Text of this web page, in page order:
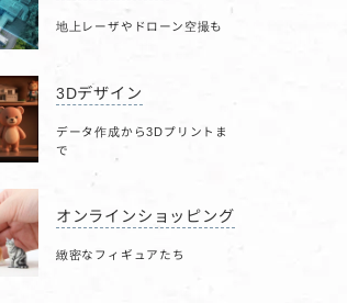
地上レーザやドローン空撮も
3Dデザイン
データ作成から3Dプリントま
で
オンラインショッピング
緻密なフィギュアたち